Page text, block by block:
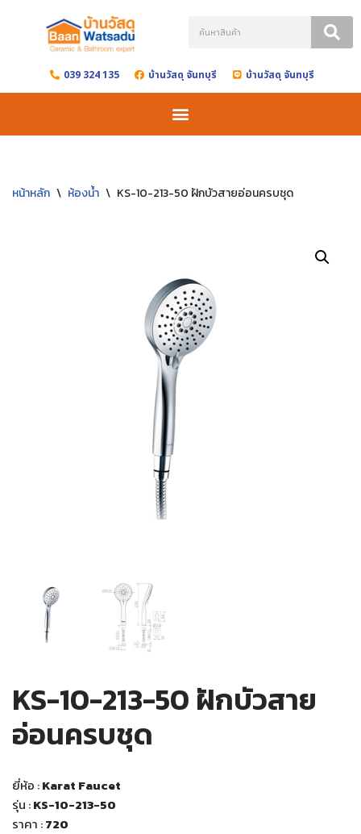
content 039 324 135 บ้านวัสดุ จันทบุรี บ้านวัสดุ จันทบุรี
หน้าหลัก \ ห้องน้ำ \ KS-10-213-50 ฝักบัวสายอ่อนครบชุด
KS-10-213-50 ฝักบัวสาย
อ่อนครบชุด
ยี่ห้อ :Karat Faucet
รุ่น :KS-10-213-50
ราคา :720